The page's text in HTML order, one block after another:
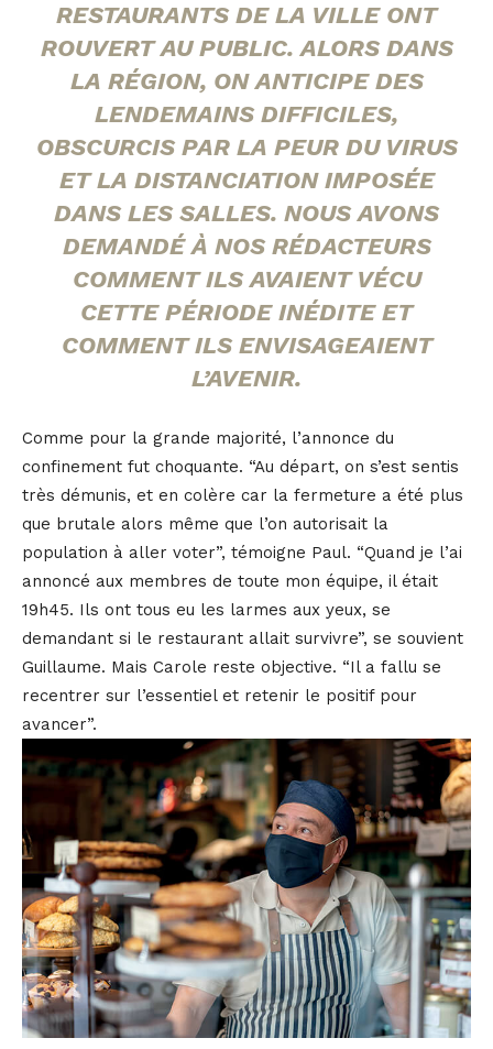
RESTAURANTS DE LA VILLE ONT
ROUVERT AU PUBLIC. ALORS DANS
LA RÉGION, ON ANTICIPE DES
LENDEMAINS DIFFICILES,
OBSCURCIS PAR LA PEUR DU VIRUS
ET LA DISTANCIATION IMPOSÉE
DANS LES SALLES. NOUS AVONS
DEMANDÉ À NOS RÉDACTEURS
COMMENT ILS AVAIENT VÉCU
CETTE PÉRIODE INÉDITE ET
COMMENT ILS ENVISAGEAIENT
L’AVENIR.
Comme pour la grande majorité, l’annonce du
confinement fut choquante. “Au départ, on s’est sentis
très démunis, et en colère car la fermeture a été plus
que brutale alors même que l’on autorisait la
population à aller voter”, témoigne Paul. “Quand je l’ai
annoncé aux membres de toute mon équipe, il était
19h45. Ils ont tous eu les larmes aux yeux, se
demandant si le restaurant allait survivre”, se souvient
Guillaume. Mais Carole reste objective. “Il a fallu se
recentrer sur l’essentiel et retenir le positif pour
avancer”.